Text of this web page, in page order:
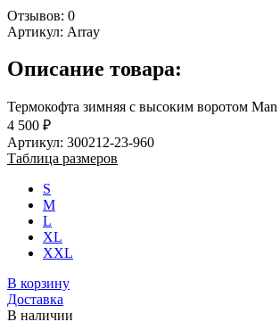
Отзывов: 0
Артикул: Array
Описание товара:
Термокофта зимняя с высоким воротом
4 500 ₽
Артикул: 300212-23-960
Таблица размеров
S
M
L
XL
XXL
В корзину
Доставка
В наличии